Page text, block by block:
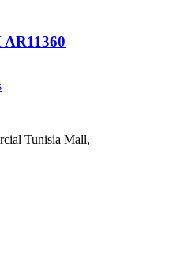
Tunisia Mall,